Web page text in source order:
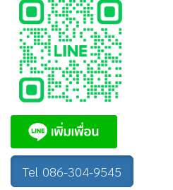
Tel 086-304-9545